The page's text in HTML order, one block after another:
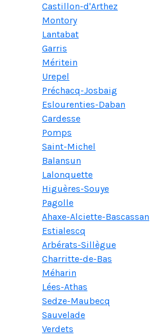
Castillon-d'Arthez
Montory
Lantabat
Garris
Méritein
Urepel
Préchacq-Josbaig
Eslourenties-Daban
Cardesse
Pomps
Saint-Michel
Balansun
Lalonquette
Higuères-Souye
Pagolle
Ahaxe-Alciette-Bascassan
Estialescq
Arbérats-Sillègue
Charritte-de-Bas
Méharin
Lées-Athas
Sedze-Maubecq
Sauvelade
Verdets